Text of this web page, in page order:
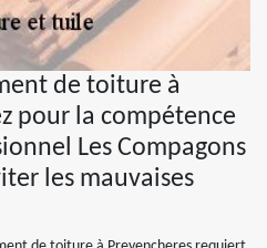
de toiture à
pour la compétence
Les Compagons
les mauvaises